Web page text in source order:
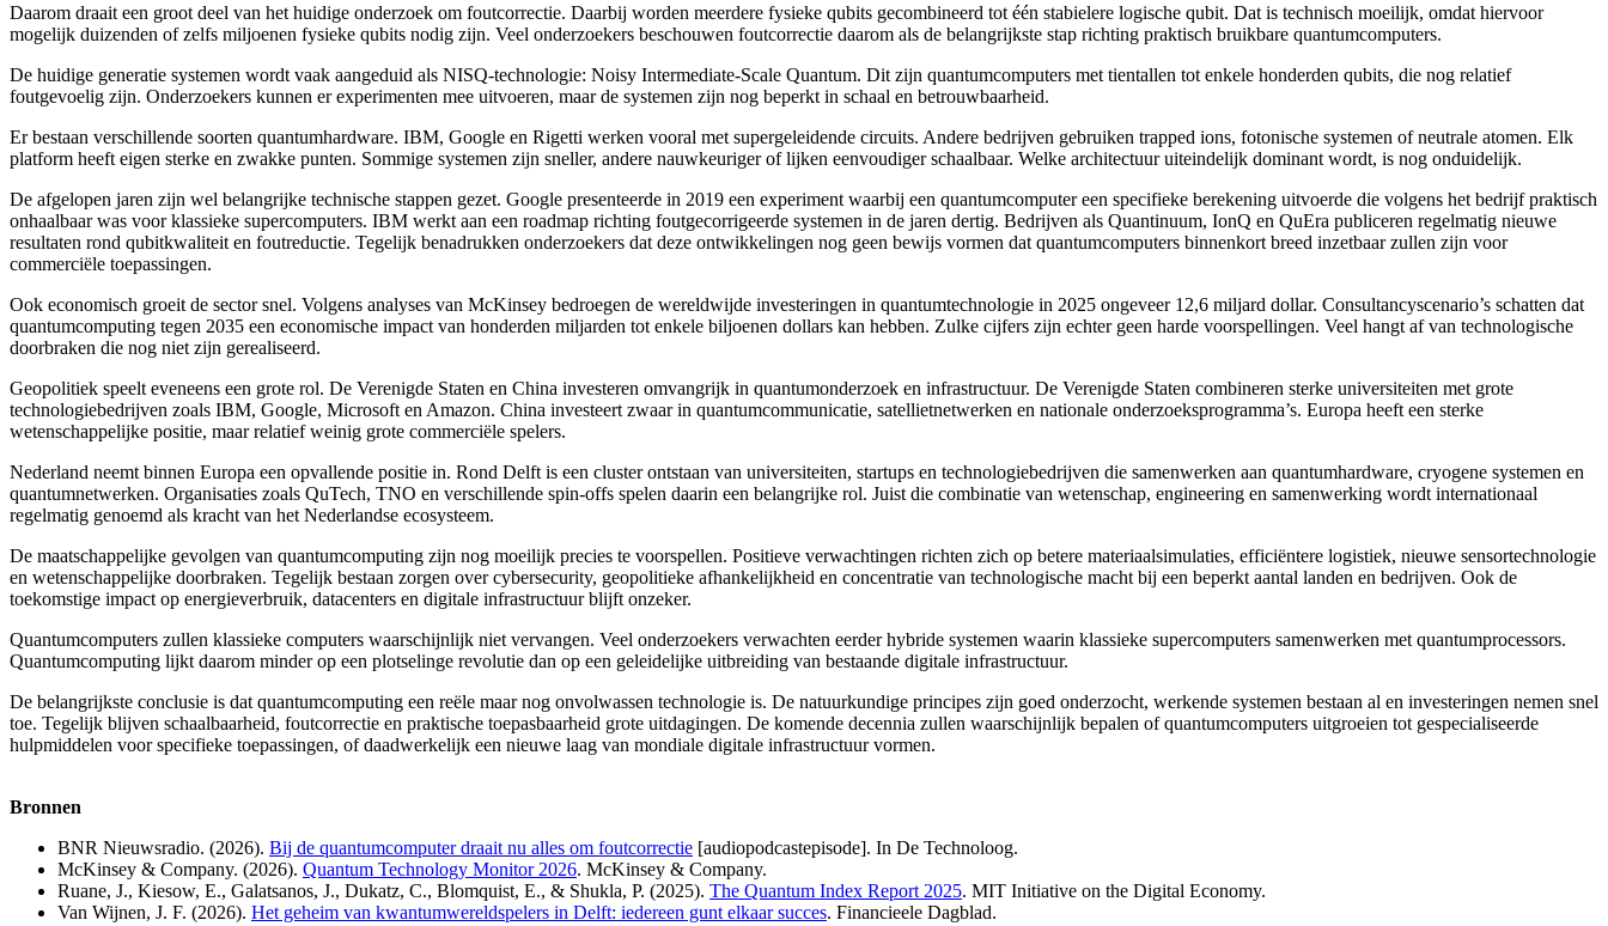
Daarom draait een groot deel van het huidige onderzoek om foutcorrectie. Daarbij worden meerdere fysieke qubits gecombineerd tot één stabielere logische qubit. Dat is technisch moeilijk, omdat hiervoor
mogelijk duizenden of zelfs miljoenen fysieke qubits nodig zijn. Veel onderzoekers beschouwen foutcorrectie daarom als de belangrijkste stap richting praktisch bruikbare quantumcomputers.
De huidige generatie systemen wordt vaak aangeduid als NISQ-technologie: Noisy Intermediate-Scale Quantum. Dit zijn quantumcomputers met tientallen tot enkele honderden qubits, die nog relatief
foutgevoelig zijn. Onderzoekers kunnen er experimenten mee uitvoeren, maar de systemen zijn nog beperkt in schaal en betrouwbaarheid.
Er bestaan verschillende soorten quantumhardware. IBM, Google en Rigetti werken vooral met supergeleidende circuits. Andere bedrijven gebruiken trapped ions, fotonische systemen of neutrale atomen. Elk
platform heeft eigen sterke en zwakke punten. Sommige systemen zijn sneller, andere nauwkeuriger of lijken eenvoudiger schaalbaar. Welke architectuur uiteindelijk dominant wordt, is nog onduidelijk.
De afgelopen jaren zijn wel belangrijke technische stappen gezet. Google presenteerde in 2019 een experiment waarbij een quantumcomputer een specifieke berekening uitvoerde die volgens het bedrijf praktisch
onhaalbaar was voor klassieke supercomputers. IBM werkt aan een roadmap richting foutgecorrigeerde systemen in de jaren dertig. Bedrijven als Quantinuum, IonQ en QuEra publiceren regelmatig nieuwe
resultaten rond qubitkwaliteit en foutreductie. Tegelijk benadrukken onderzoekers dat deze ontwikkelingen nog geen bewijs vormen dat quantumcomputers binnenkort breed inzetbaar zullen zijn voor
commerciële toepassingen.
Ook economisch groeit de sector snel. Volgens analyses van McKinsey bedroegen de wereldwijde investeringen in quantumtechnologie in 2025 ongeveer 12,6 miljard dollar. Consultancyscenario’s schatten dat
quantumcomputing tegen 2035 een economische impact van honderden miljarden tot enkele biljoenen dollars kan hebben. Zulke cijfers zijn echter geen harde voorspellingen. Veel hangt af van technologische
doorbraken die nog niet zijn gerealiseerd.
Geopolitiek speelt eveneens een grote rol. De Verenigde Staten en China investeren omvangrijk in quantumonderzoek en infrastructuur. De Verenigde Staten combineren sterke universiteiten met grote
technologiebedrijven zoals IBM, Google, Microsoft en Amazon. China investeert zwaar in quantumcommunicatie, satellietnetwerken en nationale onderzoeksprogramma’s. Europa heeft een sterke
wetenschappelijke positie, maar relatief weinig grote commerciële spelers.
Nederland neemt binnen Europa een opvallende positie in. Rond Delft is een cluster ontstaan van universiteiten, startups en technologiebedrijven die samenwerken aan quantumhardware, cryogene systemen en
quantumnetwerken. Organisaties zoals QuTech, TNO en verschillende spin-offs spelen daarin een belangrijke rol. Juist die combinatie van wetenschap, engineering en samenwerking wordt internationaal
regelmatig genoemd als kracht van het Nederlandse ecosysteem.
De maatschappelijke gevolgen van quantumcomputing zijn nog moeilijk precies te voorspellen. Positieve verwachtingen richten zich op betere materiaalsimulaties, efficiëntere logistiek, nieuwe sensortechnologie
en wetenschappelijke doorbraken. Tegelijk bestaan zorgen over cybersecurity, geopolitieke afhankelijkheid en concentratie van technologische macht bij een beperkt aantal landen en bedrijven. Ook de
toekomstige impact op energieverbruik, datacenters en digitale infrastructuur blijft onzeker.
Quantumcomputers zullen klassieke computers waarschijnlijk niet vervangen. Veel onderzoekers verwachten eerder hybride systemen waarin klassieke supercomputers samenwerken met quantumprocessors.
Quantumcomputing lijkt daarom minder op een plotselinge revolutie dan op een geleidelijke uitbreiding van bestaande digitale infrastructuur.
De belangrijkste conclusie is dat quantumcomputing een reële maar nog onvolwassen technologie is. De natuurkundige principes zijn goed onderzocht, werkende systemen bestaan al en investeringen nemen snel
toe. Tegelijk blijven schaalbaarheid, foutcorrectie en praktische toepasbaarheid grote uitdagingen. De komende decennia zullen waarschijnlijk bepalen of quantumcomputers uitgroeien tot gespecialiseerde
hulpmiddelen voor specifieke toepassingen, of daadwerkelijk een nieuwe laag van mondiale digitale infrastructuur vormen.
Bronnen
BNR Nieuwsradio. (2026). Bij de quantumcomputer draait nu alles om foutcorrectie [audiopodcastepisode]. In De Technoloog.
McKinsey & Company. (2026). Quantum Technology Monitor 2026. McKinsey & Company.
Ruane, J., Kiesow, E., Galatsanos, J., Dukatz, C., Blomquist, E., & Shukla, P. (2025). The Quantum Index Report 2025. MIT Initiative on the Digital Economy.
Van Wijnen, J. F. (2026). Het geheim van kwantumwereldspelers in Delft: iedereen gunt elkaar succes. Financieele Dagblad.